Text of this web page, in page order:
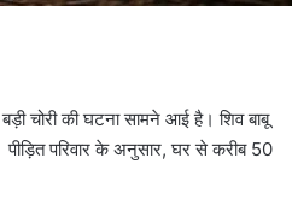
चोरी की घटना सामने आई है। शिव बाबू
पीड़ित परिवार के अनुसार, घर से करीब 50